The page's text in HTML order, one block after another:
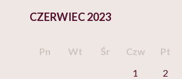
CZERWIEC 2023
Pn Wt Śr Czw Pt
1
2